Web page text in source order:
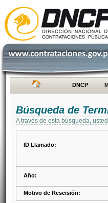
DNCP
Búsqueda de
A través de esta búsqueda,
ID Llamado:
Año:
Motivo de Rescisión: